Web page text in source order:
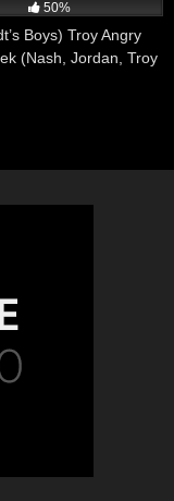
50%
Boys) Troy Angry
(Nash, Jordan, Troy